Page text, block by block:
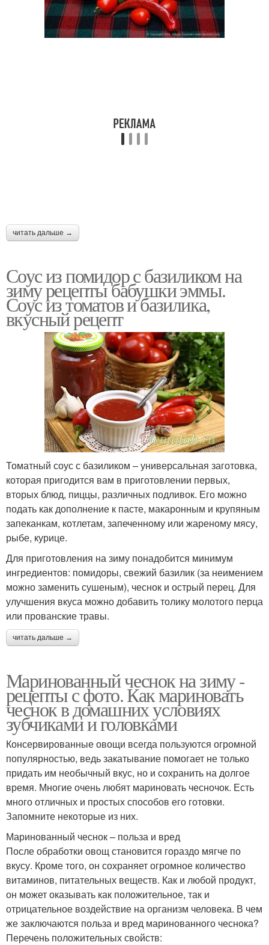
читать дальше →
Соус из помидор с базиликом на
зиму рецепты бабушки эммы.
Соус из томатов и базилика,
вкусный рецепт
Томатный соус с базиликом – универсальная заготовка,
которая пригодится вам в приготовлении первых,
вторых блюд, пиццы, различных подливок. Его можно
подать как дополнение к пасте, макаронным и крупяным
запеканкам, котлетам, запеченному или жареному мясу,
рыбе, курице.
Для приготовления на зиму понадобится минимум
ингредиентов: помидоры, свежий базилик (за неимением
можно заменить сушеным), чеснок и острый перец. Для
улучшения вкуса можно добавить толику молотого перца
или прованские травы.
читать дальше →
Маринованный чеснок на зиму -
рецепты с фото. Как мариновать
чеснок в домашних условиях
зубчиками и головками
Консервированные овощи всегда пользуются огромной
популярностью, ведь закатывание помогает не только
придать им необычный вкус, но и сохранить на долгое
время. Многие очень любят мариновать чесночок. Есть
много отличных и простых способов его готовки.
Запомните некоторые из них.
Маринованный чеснок – польза и вред
После обработки овощ становится гораздо мягче по
вкусу. Кроме того, он сохраняет огромное количество
витаминов, питательных веществ. Как и любой продукт,
он может оказывать как положительное, так и
отрицательное воздействие на организм человека. В чем
же заключаются польза и вред маринованного чеснока?
Перечень положительных свойств: